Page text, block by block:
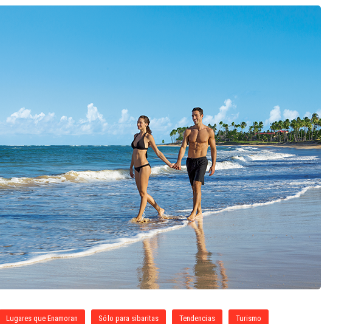
Lugares que Enamoran Sólo para sibaritas Tendencias Turismo